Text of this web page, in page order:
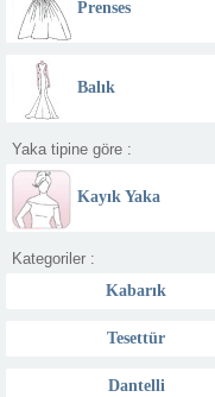
Prenses
Balık
Yaka tipine göre :
Kayık Yaka
Kategoriler :
Kabarık
Tesettür
Dantelli